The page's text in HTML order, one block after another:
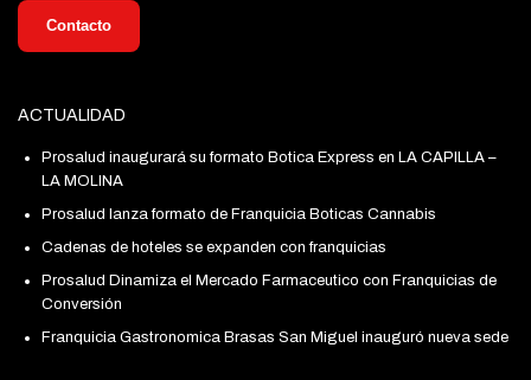
Contacto
ACTUALIDAD
Prosalud inaugurará su formato Botica Express en LA CAPILLA –
LA MOLINA
Prosalud lanza formato de Franquicia Boticas Cannabis
Cadenas de hoteles se expanden con franquicias
Prosalud Dinamiza el Mercado Farmaceutico con Franquicias de
Conversión
Franquicia Gastronomica Brasas San Miguel inauguró nueva sede